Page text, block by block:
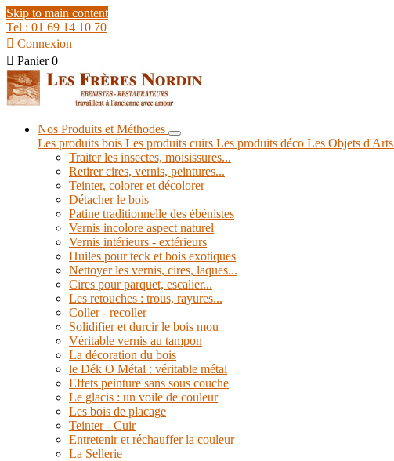
Skip to main content
Tel : 01 69 14 10 70
 Connexion
 Panier 0
Nos Produits et Méthodes
Les produits bois Les produits cuirs Les produits déco Les Objets d'Arts
Traiter les insectes, moisissures...
Retirer cires, vernis, peintures...
Teinter, colorer et décolorer
Détacher le bois
Patine traditionnelle des ébénistes
Vernis incolore aspect naturel
Vernis intérieurs - extérieurs
Huiles pour teck et bois exotiques
Nettoyer les vernis, cires, laques...
Cires pour parquet, escalier...
Les retouches : trous, rayures...
Coller - recoller
Solidifier et durcir le bois mou
Véritable vernis au tampon
La décoration du bois
le Dék O Métal : véritable métal
Effets peinture sans sous couche
Le glacis : un voile de couleur
Les bois de placage
Teinter - Cuir
Entretenir et réchauffer la couleur
La Sellerie